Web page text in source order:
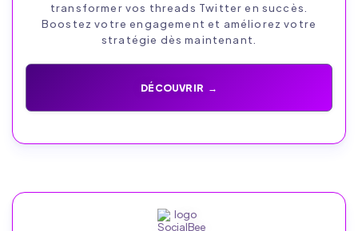
transformer vos threads Twitter en succès.
Boostez votre engagement et améliorez votre
stratégie dès maintenant.
DÉCOUVRIR →